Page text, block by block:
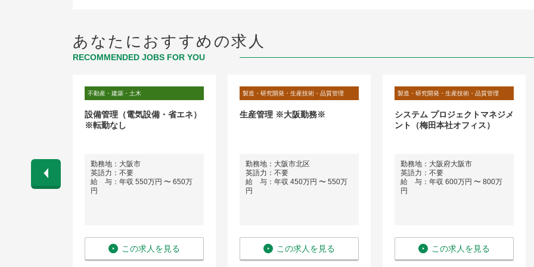
あなたにおすすめの求人
RECOMMENDED JOBS FOR YOU
不動産・建築・土木
設備管理（電気設備・省エネ）
※転勤なし
勤務地：大阪市
英語力：不要
給 与：年収 550万円 〜 650万
円
この求人を見る
製造・研究開発・生産技術・品質管理
生産管理 ※大阪勤務※
勤務地：大阪市北区
英語力：不要
給 与：年収 450万円 〜 550万
円
この求人を見る
製造・研究開発・生産技術・品質管理
システム プロジェクトマネジメ
ント（梅田本社オフィス）
勤務地：大阪府大阪市
英語力：不要
給 与：年収 600万円 〜 800万
円
この求人を見る